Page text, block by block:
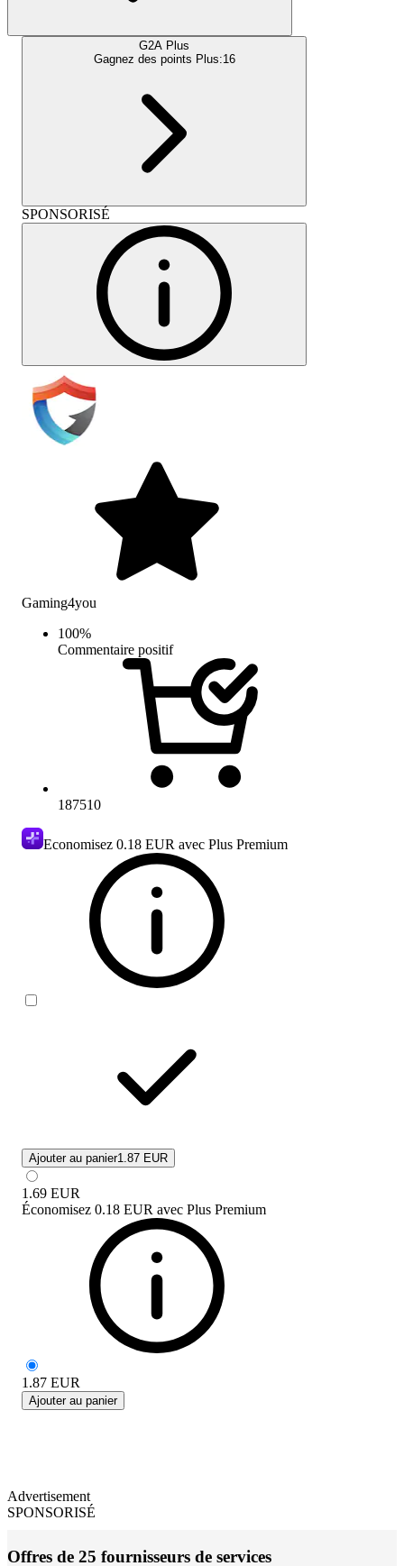
G2A Plus
Gagnez des points Plus:16
SPONSORISÉ
Gaming4you
100%
Commentaire positif
187510
Economisez 0.18 EUR avec Plus Premium
Ajouter au panier1.87 EUR
1.69 EUR
Économisez 0.18 EUR avec Plus Premium
1.87 EUR
Ajouter au panier
Advertisement
SPONSORISÉ
Offres de 25 fournisseurs de services